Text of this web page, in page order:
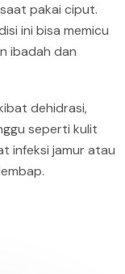
pakai ciput.
ini bisa memicu
ibadah dan
dehidrasi,
seperti kulit
infeksi jamur atau